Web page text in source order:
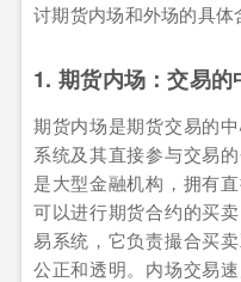
讨期货内场和外场的具体
1. 期货内场：交易的
期货内场是期货交易的
系统及其直接参与交易
是大型金融机构，拥有
可以进行期货合约的买
易系统，它负责撮合买
公正和透明。内场交易